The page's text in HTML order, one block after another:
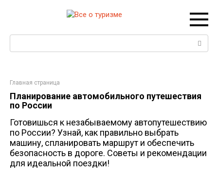
Главная страница
Планирование автомобильного путешествия
по России
Готовишься к незабываемому автопутешествию
по России? Узнай, как правильно выбрать
машину, спланировать маршрут и обеспечить
безопасность в дороге. Советы и рекомендации
для идеальной поездки!